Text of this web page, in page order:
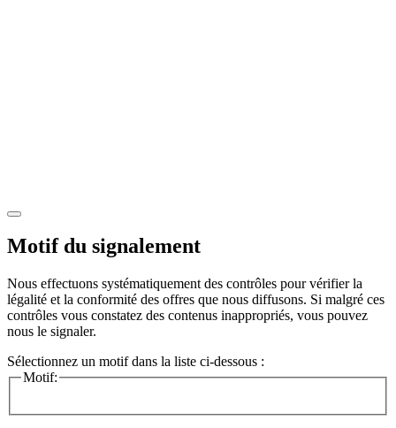
Motif du signalement
Nous effectuons systématiquement des contrôles pour vérifier la
légalité et la conformité des offres que nous diffusons. Si malgré ces
contrôles vous constatez des contenus inappropriés, vous pouvez
nous le signaler.
Sélectionnez un motif dans la liste ci-dessous :
Motif: